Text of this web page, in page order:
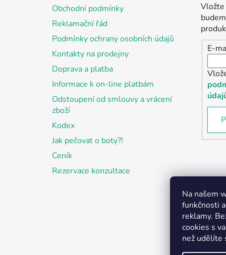
Na našem
funkčnosti
reklamy.
cookies s
než udělíte
Obchodní podmínky
Reklamační řád
Podmínky ochrany osobních údajů
Kontakty na prodejny
Doprava a platba
Informace k on-line platbám
Odstoupení od smlouvy a vrácení
zboží
Kodex
Jak pečovat o boty?!
Ceník
Rezervace konzultace
Vložte
E-